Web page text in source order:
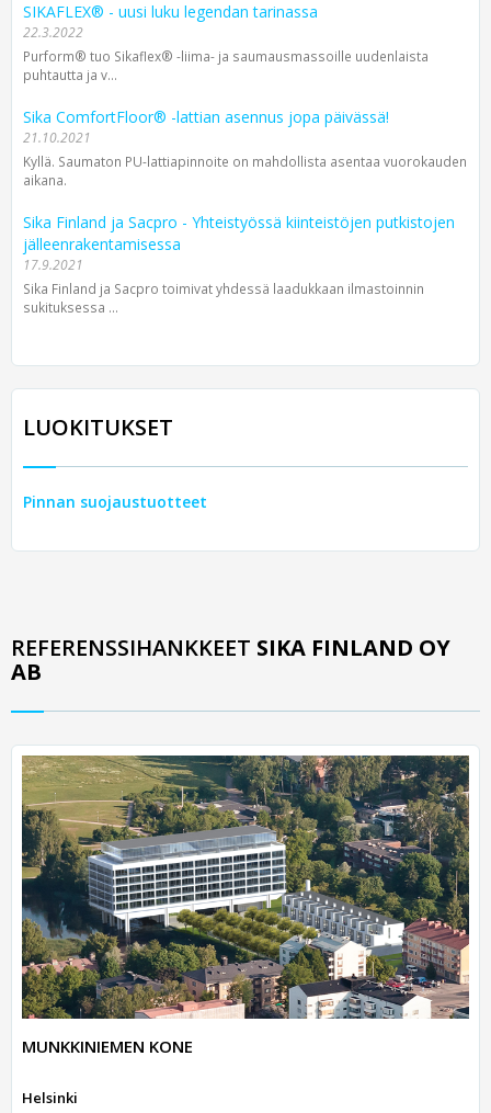
SIKAFLEX® - uusi luku legendan tarinassa
22.3.2022
Purform® tuo Sikaflex® -liima- ja saumausmassoille uudenlaista
puhtautta ja v...
Sika ComfortFloor® -lattian asennus jopa päivässä!
21.10.2021
Kyllä. Saumaton PU-lattiapinnoite on mahdollista asentaa vuorokauden
aikana.
Sika Finland ja Sacpro - Yhteistyössä kiinteistöjen putkistojen
jälleenrakentamisessa
17.9.2021
Sika Finland ja Sacpro toimivat yhdessä laadukkaan ilmastoinnin
sukituksessa ...
LUOKITUKSET
Pinnan suojaustuotteet
REFERENSSIHANKKEET SIKA FINLAND OY
AB
MUNKKINIEMEN KONE
Helsinki